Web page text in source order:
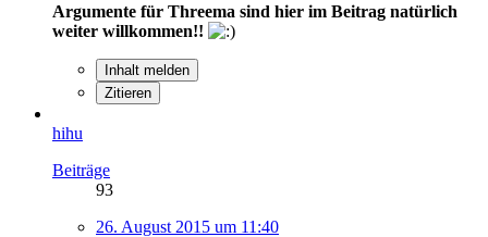
Argumente für Threema sind hier im Beitrag natürlich
weiter willkommen!!
Inhalt melden
Zitieren
hihu
Beiträge
93
26. August 2015 um 11:40